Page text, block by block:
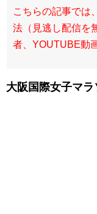
こちらの記事では
法（見逃し配信を
者、YOUTUBE動
大阪国際女子マラ